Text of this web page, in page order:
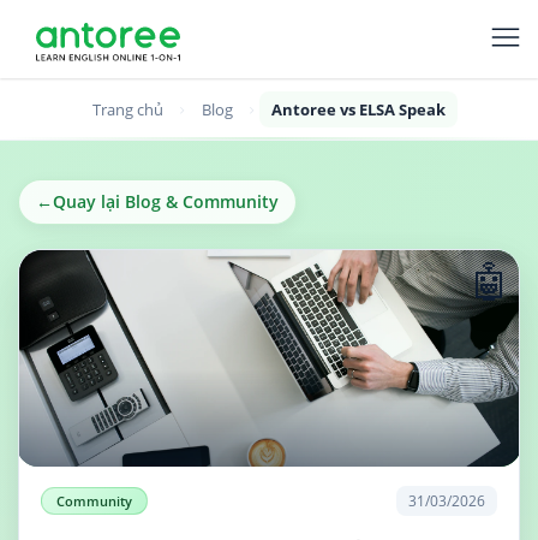
Trang chủ Blog Antoree vs ELSA Speak
←Quay lại Blog & Community
🤖
Community 31/03/2026